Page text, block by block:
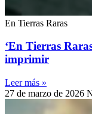
En Tierras Raras
‘En Tierras
imprimir
Leer más »
27 de marzo de 2026